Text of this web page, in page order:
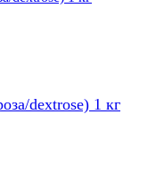
dextrose) 1 кг